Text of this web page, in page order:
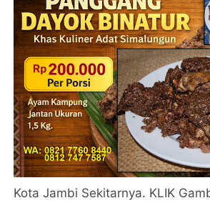
Kota Jambi Sekitarnya. KLIK